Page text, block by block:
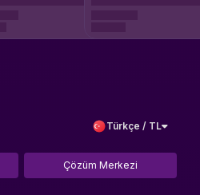
Türkçe / TL
Çözüm Merkezi